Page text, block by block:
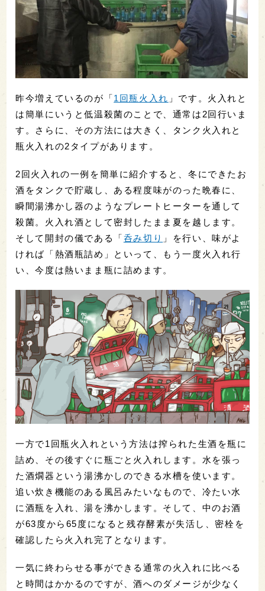
昨今増えているのが「1回瓶火入れ 」です。火入れと
は簡単にいうと低温殺菌のことで、通常は2回行いま
す。さらに、その方法には大きく、タンク火入れと
瓶火入れの2タイプがあります。
2回火入れの一例を簡単に紹介すると、冬にできたお
酒をタンクで貯蔵し、ある程度味がのった晩春に、
瞬間湯沸かし器のようなプレートヒーターを通して
殺菌。火入れ酒として密封したまま夏を越します。
そして開封の儀である「呑み切り 」を行い、味がよ
ければ「熱酒瓶詰め」といって、もう一度火入れ行
い、今度は熱いまま瓶に詰めます。
一方で1回瓶火入れという方法は搾られた生酒を瓶に
詰め、その後すぐに瓶ごと火入れします。水を張っ
た酒燗器という湯沸かしのできる水槽を使います。
追い炊き機能のある風呂みたいなもので、冷たい水
に酒瓶を入れ、湯を沸かします。そして、中のお酒
が63度から65度になると残存酵素が失活し、密栓を
確認したら火入れ完了となります。
一気に終わらせる事ができる通常の火入れに比べる
と時間はかかるのですが、酒へのダメージが少なく